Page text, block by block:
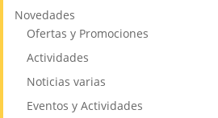
Novedades
Ofertas y Promociones
Actividades
Noticias varias
Eventos y Actividades